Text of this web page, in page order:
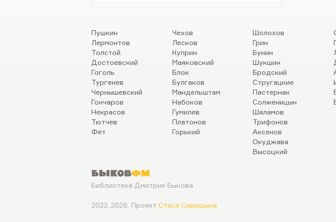
Пушкин
Лермонтов
Толстой
Достоевский
Гоголь
Тургенев
Чернышевский
Гончаров
Некрасов
Тютчев
Фет
Чехов
Лесков
Куприн
Маяковский
Блок
Булгаков
Мандельштам
Набоков
Гумилев
Платонов
Горький
Шолохов
Грин
Бунин
Шукшин
Бродский
Стругацкие
Пастернак
Солженицын
Шаламов
Трифонов
Аксенов
Окуджава
Высоцкий
БыковФМ
Библиотека Дмитрия Быкова
2022..2026. Проект Стаса Сырицына